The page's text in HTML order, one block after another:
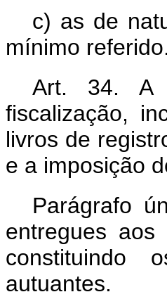
c) as de
mínimo referido.
Art. 34. A
fiscalização,
livros de
e a imposição
Parágrafo
entregues aos
constituindo
autuantes.